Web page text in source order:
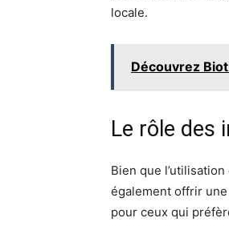
locale.
Découvrez
Le rôle des
Bien que
également offrir
pour ceux qui